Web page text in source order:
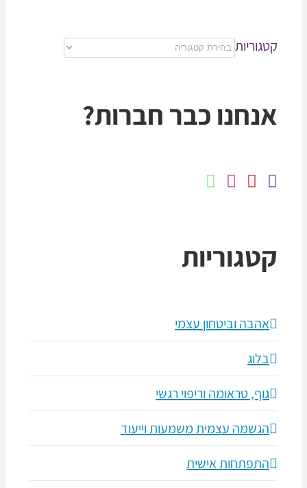
כבר חברות?
אהבה וביטחון עצמי
גוף, טראומה וריפוי רגשי
הגשמה עצמית משמעות וייעוד
התפתחות אישית